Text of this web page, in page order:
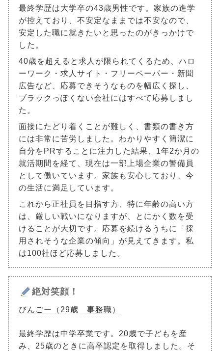
最終学歴は大学卒の43歳男性です。家族の進学
が控えており、不安定なままでは不安なので、
安定した職に就きたいと思ったのがきっかけで
した。
40歳を超えると求人が限られてくるため、ハロ
ーワーク・求人サイト・フリーペーパー・新聞
広告など、応募できそうなものを幅広く探し、
ブラックっぽくない会社にはすべて応募しまし
た。
面接にたどり着くことが難しく、書類の書き方
には非常に苦労しました。わかりやすく簡潔に
自分をPRすることに注力した結果、1年2か月の
就活期間を経て、現在は一部上場企業の警備員
として働いています。家族も安心しており、今
の生活に満足しています。
これから正社員を目指す方、特に年齢の高い方
は、厳しい戦いになりますが、とにかく数を受
けることが大切です。応募を続けるうちに「採
用されそうな企業の傾向」が見えてきます。私
は100社ほど応募しました。
絶対笑顔！
びんごー（29歳 事務職）
最終学歴は中学卒業です。20歳で子どもを産
み、25歳のときに高卒認定を取得しました。そ